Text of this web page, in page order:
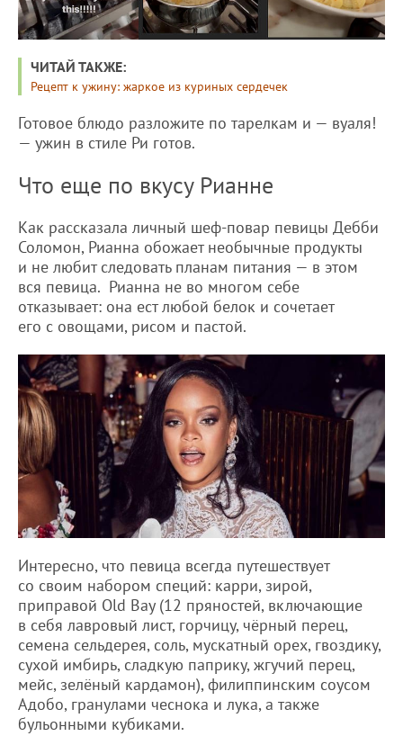
ЧИТАЙ ТАКЖЕ:
Рецепт к ужину: жаркое из куриных сердечек
Готовое блюдо разложите по тарелкам и — вуаля!
— ужин в стиле Ри готов.
Что еще по вкусу Рианне
Как рассказала личный шеф-повар певицы Дебби
Соломон, Рианна обожает необычные продукты
и не любит следовать планам питания — в этом
вся певица. Рианна не во многом себе
отказывает: она ест любой белок и сочетает
его с овощами, рисом и пастой.
Интересно, что певица всегда путешествует
со своим набором специй: карри, зирой,
приправой Old Bay (12 пряностей, включающие
в себя лавровый лист, горчицу, чёрный перец,
семена сельдерея, соль, мускатный орех, гвоздику,
сухой имбирь, сладкую паприку, жгучий перец,
мейс, зелёный кардамон), филиппинским соусом
Адобо, гранулами чеснока и лука, а также
бульонными кубиками.